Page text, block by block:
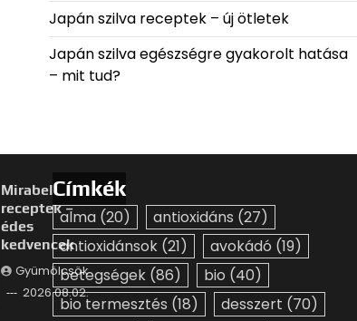
Japán szilva receptek – új ötletek
Japán szilva egészségre gyakorolt hatása
– mit tud?
Mirabella
receptek –
édes
kedvencek
Gyümölcsök
2026.08.02.
Címkék
alma (20) antioxidáns (27)
antioxidánsok (21) avokádó (19)
betegségek (86) bio (40)
bio termesztés (18) desszert (70)